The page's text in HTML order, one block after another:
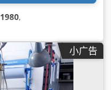
1980,
小广告